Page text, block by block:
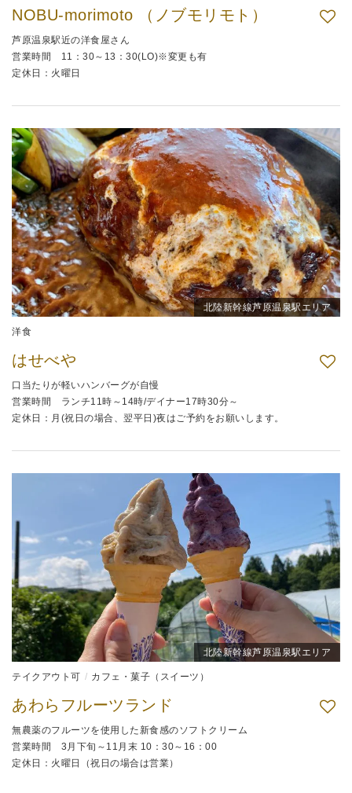
NOBU-morimoto （ノブモリモト）
芦原温泉駅近の洋食屋さん
営業時間 11：30～13：30(LO)※変更も有
定休日：火曜日
北陸新幹線芦原温泉駅エリア
洋食
はせべや
口当たりが軽いハンバーグが自慢
営業時間 ランチ11時～14時/デイナー17時30分～
定休日：月(祝日の場合、翌平日)夜はご予約をお願いします。
北陸新幹線芦原温泉駅エリア
テイクアウト可 カフェ・菓子（スイーツ）
あわらフルーツランド
無農薬のフルーツを使用した新食感のソフトクリーム
営業時間 3月下旬～11月末 10：30～16：00
定休日：火曜日（祝日の場合は営業）